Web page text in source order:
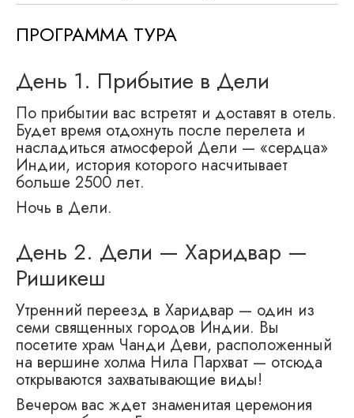
ПРОГРАММА ТУРА
День 1. Прибытие в Дели
По прибытии вас встретят и доставят в отель.
Будет время отдохнуть после перелета и
насладиться атмосферой Дели — «сердца»
Индии, история которого насчитывает
больше 2500 лет.
Ночь в Дели.
День 2. Дели — Харидвар —
Ришикеш
Утренний переезд в Харидвар — один из
семи священных городов Индии. Вы
посетите храм Чанди Деви, расположенный
на вершине холма Нила Пархват — отсюда
открываются захватывающие виды!
Вечером вас ждет знаменитая церемония